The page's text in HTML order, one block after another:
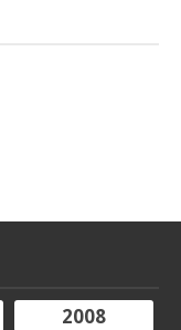
2008